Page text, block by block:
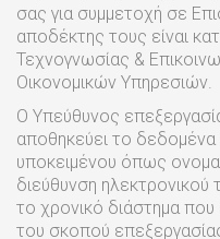
σας για συμμετοχή σε
αποδέκτης τους είναι
Τεχνογνωσίας &
Οικονομικών Υπηρεσιών.
Ο Υπεύθυνος
αποθηκεύει το
υποκειμένου όπως
διεύθυνση ηλεκτρονικού
το χρονικό διάστημα που
του σκοπού